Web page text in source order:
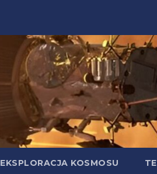
EKSPLORACJA KOSMOSU